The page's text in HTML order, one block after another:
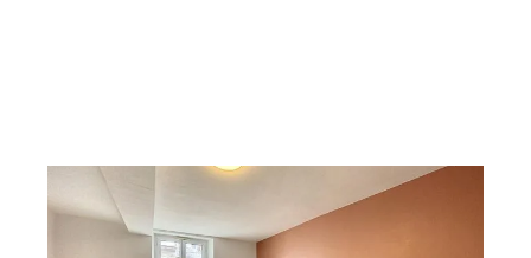
24,02 m
, 1 pièce
Ref : 5890